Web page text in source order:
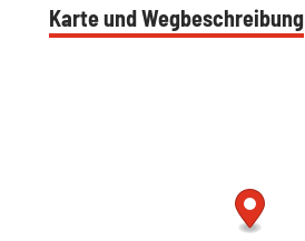
Karte und Wegbeschreibung